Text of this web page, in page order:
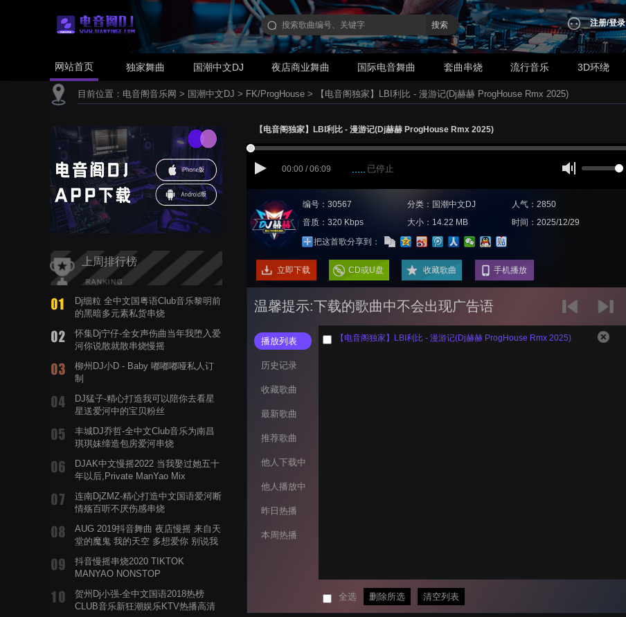
搜索 注册/登录
网站首页 独家舞曲 国潮中文DJ 夜店商业舞曲 国际电音舞曲 套曲串烧 流行音乐 3D环绕
目前位置： 电音阁音乐网 > 国潮中文DJ > FK/ProgHouse > 【电音阁独家】LBI利比 - 漫游记(Dj赫赫 ProgHouse Rmx 2025)
上周排行榜
Dj细粒 全中文国粤语Club音乐黎明前
的黑暗多元素私货串烧
怀集Dj宁仔-全女声伤曲当年我堕入爱
河你说散就散串烧慢摇
柳州DJ小D - Baby 嘟嘟嘟哑私人订
制
DJ猛子-精心打造我可以陪你去看星
星送爱河中的宝贝粉丝
丰城DJ乔哲-全中文Club音乐为南昌
琪琪妹缔造包房爱河串烧
DJAK中文慢摇2022 当我娶过她五十
年以后,Private ManYao Mix
连南DjZMZ-精心打造中文国语爱河断
情殇百听不厌伤感串烧
AUG 2019抖音舞曲 夜店慢摇 来自天
堂的魔鬼 我的天空 多想爱你 别说我
抖音慢摇串烧2020 TIKTOK
MANYAO NONSTOP
蝉爸爸妈妈爱存在夏天的风是想你的
声音啊
贺州Dj小强-全中文国语2018热榜
CLUB音乐新狂潮娱乐KTV热播高清
【电音阁独家】LBI利比 - 漫游记(Dj赫赫 ProgHouse Rmx 2025)
00:00 / 06:09 已停止
编号：30567 分类：国潮中文DJ
人气：2850
音质：320 Kbps
大小：14.22 MB
时间：2025/12/29
把这首歌分享到：
立即下载 CD或U盘 收藏歌曲 手机播放
温馨提示:下载的歌曲中不会出现广告语
播放列表
历史记录
收藏歌曲
最新歌曲
推荐歌曲
他人下载中
他人播放中
昨日热播
本周热播
【电音阁独家】LBI利比 - 漫游记(Dj赫赫 ProgHouse Rmx 2025)
全选 删除所选 清空列表